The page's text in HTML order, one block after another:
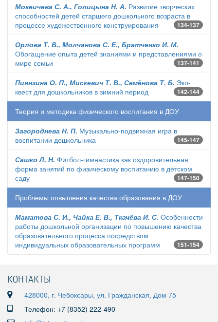
Мокеичева С. А., Голицына Н. А. Развитие творческих
способностей детей старшего дошкольного возраста в
процессе художественного конструирования
134-137
Орлова Т. В., Молчанова С. Е., Братченко И. М.
Обогащение опыта детей знаниями и представлениями о
мире семьи
137-141
Пиянзина О. П., Мискевич Т. В., Семёнова Т. Б. Эко-
квест для дошкольников в зимний период
142-144
Теория и методика физического воспитания в ДОУ
Загороднева Н. П. Музыкально-подвижная игра в
воспитании дошкольника
145-147
Сашко Л. Н. Фитбол-гимнастика как оздоровительная
форма занятий по физическому воспитанию в детском
саду
147-150
Проблемы повышения качества образования в ДОУ
Маматова С. И., Чайка Е. В., Ткачёва И. С. Особенности
работы дошкольной организации по повышению качества
образовательного процесса посредством
индивидуальных образовательных программ
151-154
КОНТАКТЫ
428000, г. Чебоксары, ул. Гражданская, Дом 75
Телефон: +7 (8352) 222-490